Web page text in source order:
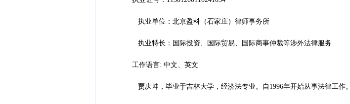
执业单位：北京盈科（石家庄）律师事务所
执业特长：国际投资、国际贸易、国际商事仲裁等涉外法律服务
工作语言: 中文、英文
贾庆坤，毕业于吉林大学，经济法专业。自1996年开始从事法律工作。